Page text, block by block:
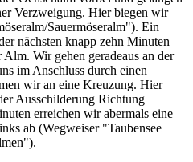
Verzweigung. Hier biegen wir
Sauermöseralm"). Ein
nächsten knapp zehn Minuten
Wir gehen geradeaus an der
im Anschluss durch einen
wir an eine Kreuzung. Hier
Ausschilderung Richtung
erreichen wir abermals eine
ab (Wegweiser "Taubensee